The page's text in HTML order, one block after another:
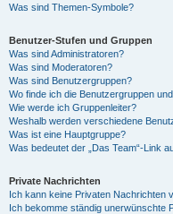
Was sind Themen-Symbole?
Benutzer-Stufen und Gruppen
Was sind Administratoren?
Was sind Moderatoren?
Was sind Benutzergruppen?
Wo finde ich die Benutzergruppen
Wie werde ich Gruppenleiter?
Weshalb werden verschiedene
Was ist eine Hauptgruppe?
Was bedeutet der „Das Team“-Link
Private Nachrichten
Ich kann keine Privaten Nachrichten
Ich bekomme ständig unerwünschte